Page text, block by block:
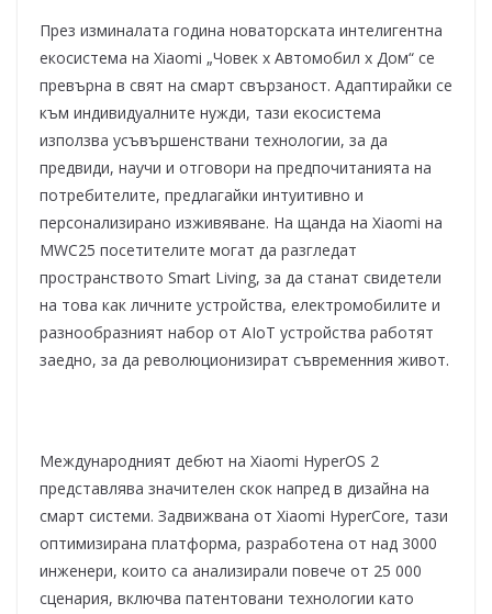
През изминалата година новаторската интелигентна
екосистема на Xiaomi „Човек x Автомобил x Дом“ се
превърна в свят на смарт свързаност. Адаптирайки се
към индивидуалните нужди, тази екосистема
използва усъвършенствани технологии, за да
предвиди, научи и отговори на предпочитанията на
потребителите, предлагайки интуитивно и
персонализирано изживяване. На щанда на Xiaomi на
MWC25 посетителите могат да разгледат
пространството Smart Living, за да станат свидетели
на това как личните устройства, електромобилите и
разнообразният набор от AIoT устройства работят
заедно, за да революционизират съвременния живот.
Международният дебют на Xiaomi HyperOS 2
представлява значителен скок напред в дизайна на
смарт системи. Задвижвана от Xiaomi HyperCore, тази
оптимизирана платформа, разработена от над 3000
инженери, които са анализирали повече от 25 000
сценария, включва патентовани технологии като